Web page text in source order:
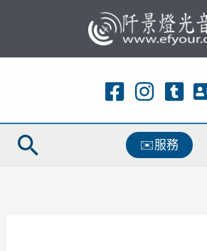
主
容
搜
✉️服務